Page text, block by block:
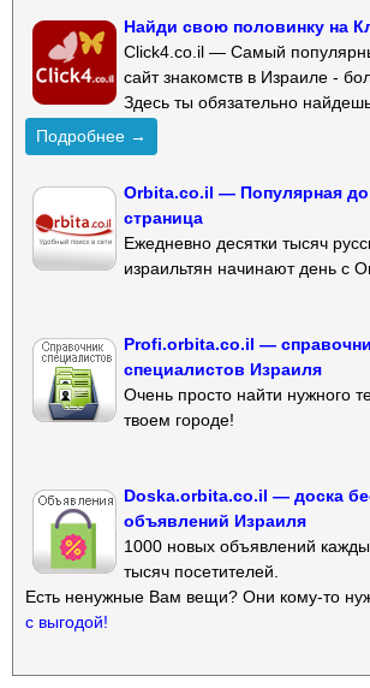
Найди свою половинку на
Click4.co.il — Самый
сайт знакомств в Израиле -
Здесь ты обязательно
Подробнее →
Orbita.co.il — Популярная
страница
Ежедневно десятки тысяч
израильтян начинают день с
Profi.orbita.co.il —
специалистов Израиля
Очень просто найти нужного
твоем городе!
Doska.orbita.co.il — доска
объявлений Израиля
1000 новых объявлений
тысяч посетителей.
Есть ненужные Вам вещи? Они кому-то
с выгодой!